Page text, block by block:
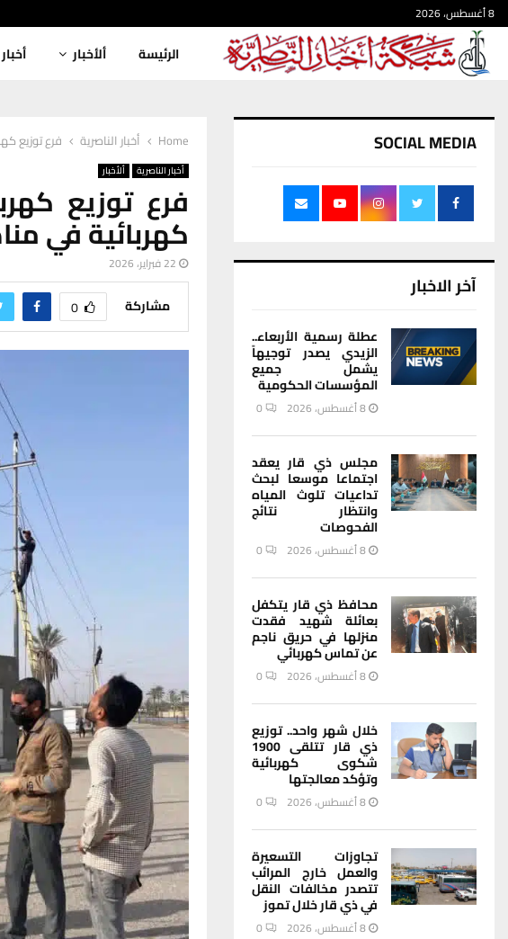
8 أغسطس، 2026
الرئيسة ألأخبار
Home أخبار الناصرية فرع توزيع
أخبار الناصرية ألأخبار
فرع توزيع
كهربائية في
22 فبراير، 2026
مشاركة 0
SOCIAL MEDIA
آخر الاخبار
عطلة رسمية الأربعاء..
الزيدي يصدر توجيهاً
يشمل جميع
المؤسسات الحكومية
8 أغسطس، 2026 0
مجلس ذي قار يعقد
اجتماعا موسعا لبحث
تداعيات تلوث المياه
وانتظار نتائج
الفحوصات
8 أغسطس، 2026 0
محافظ ذي قار يتكفل
بعائلة شهيد فقدت
منزلها في حريق ناجم
عن تماس كهربائي
8 أغسطس، 2026 0
خلال شهر واحد.. توزيع
ذي قار تتلقى 1900
شكوى كهربائية
وتؤكد معالجتها
8 أغسطس، 2026 0
تجاوزات التسعيرة
والعمل خارج المرائب
تتصدر مخالفات النقل
في ذي قار خلال تموز
8 أغسطس، 2026 0